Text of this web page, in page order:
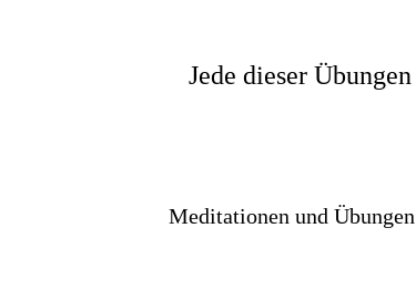
Jede dieser
Meditationen und